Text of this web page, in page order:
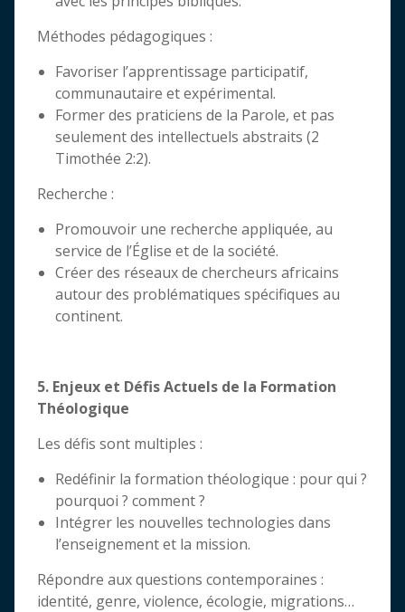
Méthodes pédagogiques :
Favoriser l’apprentissage participatif,
communautaire et expérimental.
Former des praticiens de la Parole, et pas
seulement des intellectuels abstraits (2
Timothée 2:2).
Recherche :
Promouvoir une recherche appliquée, au
service de l’Église et de la société.
Créer des réseaux de chercheurs africains
autour des problématiques spécifiques au
continent.
5. Enjeux et Défis Actuels de la Formation
Théologique
Les défis sont multiples :
Redéfinir la formation théologique : pour qui ?
pourquoi ? comment ?
Intégrer les nouvelles technologies dans
l’enseignement et la mission.
Répondre aux questions contemporaines :
identité, genre, violence, écologie, migrations…